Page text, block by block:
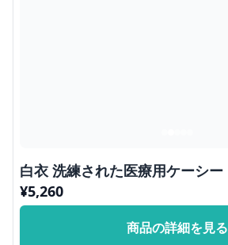
白衣 洗練された医療用ケーシー
¥5,260
商品の詳細を見る